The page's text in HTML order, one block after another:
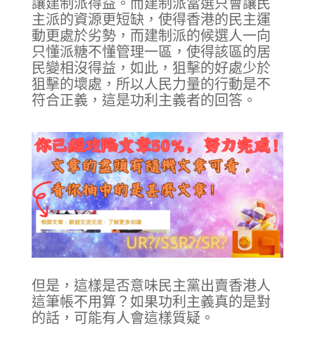
主派的資源更短缺，使得香港的民主運
動更處於劣勢，而建制派的候選人一向
只懂派糖不懂管理一區，使得該區的居
民變相沒得益，如此，狙擊的好處少於
狙擊的壞處，所以人民力量的行動是不
符合正義，這是功利主義者的回答。
但是，這樣是否意味民主黨出賣香港人
這筆帳不用算？如果功利主義真的是對
的話，可能有人會這樣質疑。